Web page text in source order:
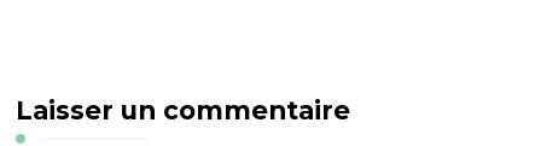
Laisser un commentaire